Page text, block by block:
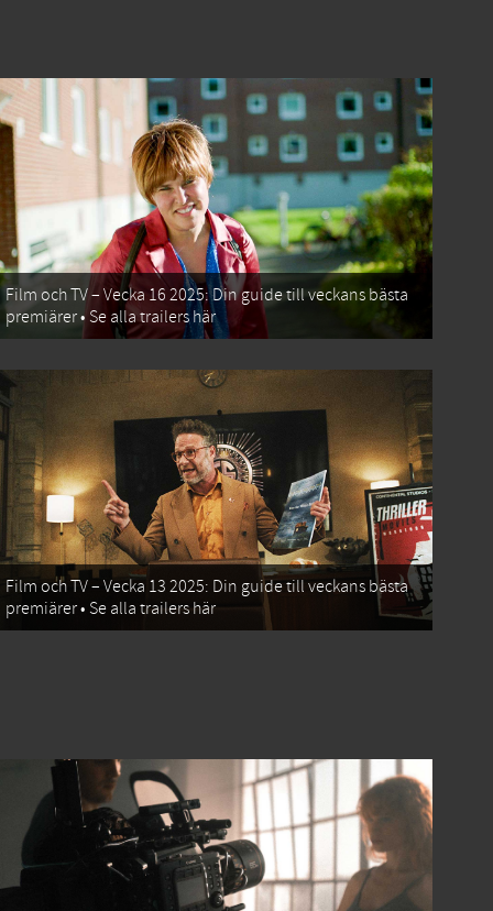
Film och TV – Vecka 16 2025: Din guide till veckans bästa
premiärer • Se alla trailers här
Film och TV – Vecka 13 2025: Din guide till veckans bästa
premiärer • Se alla trailers här